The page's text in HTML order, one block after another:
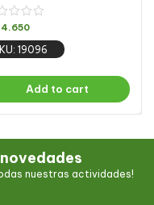
19096
Add to cart
nuestras actividades!